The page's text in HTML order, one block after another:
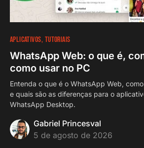
APLICATIVOS TUTORIAIS
WhatsApp Web: o que é,
como usar no PC
Entenda o que é o WhatsApp Web,
e quais são as diferenças para o
WhatsApp Desktop.
Gabriel Princesval
5 de agosto de 2026